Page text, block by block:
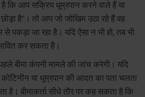
कि आप सक्रिय धूम्रपान करने वाले हैं या
है"। तो आप जो जोखिम उठा रहे हैं वह
से पकड़ा जा रहा है। यदि ऐसा न भी हो, तब भी
कर सकता है।
बीमा कंपनी मामले की जांच करेगी। यदि
कोटिनीन या धूम्रपान की आदत का पता चलता
है। बीमाकर्ता सीधे तौर पर कह सकता है कि